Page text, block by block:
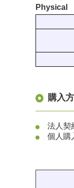
Physical
購入
法人契
個人購